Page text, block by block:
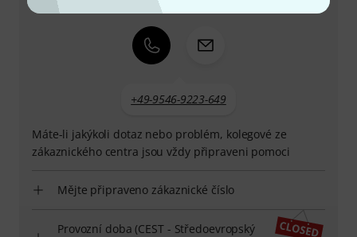
+49-9546-9223-649
Máte-li jakýkoli dotaz nebo problém, kolegové ze
zákaznického centra jsou vždy připraveni pomoci
Mějte připraveno zákaznické číslo
Provozní doba (CEST - Středoevropský